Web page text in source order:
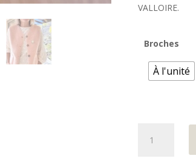
VALLOIRE.
Broches
À l'unité